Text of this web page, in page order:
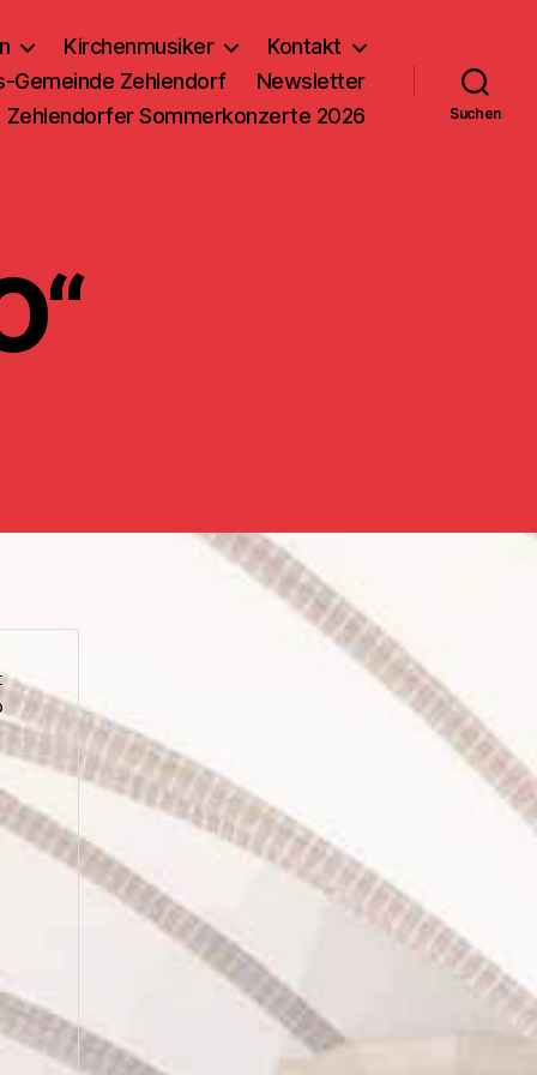
Kirchenmusiker
Kontakt
Gemeinde Zehlendorf
Newsletter
Zehlendorfer Sommerkonzerte 2026
Suchen